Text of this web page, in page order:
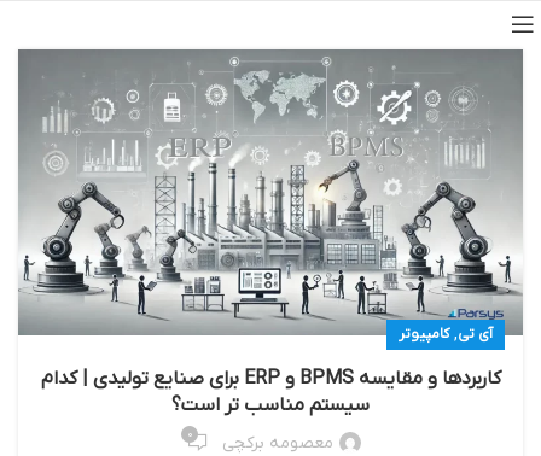
آی تی,کامپیوتر
کاربردها و مقایسه BPMS و ERP برای صنایع تولیدی | کدام
سیستم مناسب‌ تر است؟
معصومه برکچی 0